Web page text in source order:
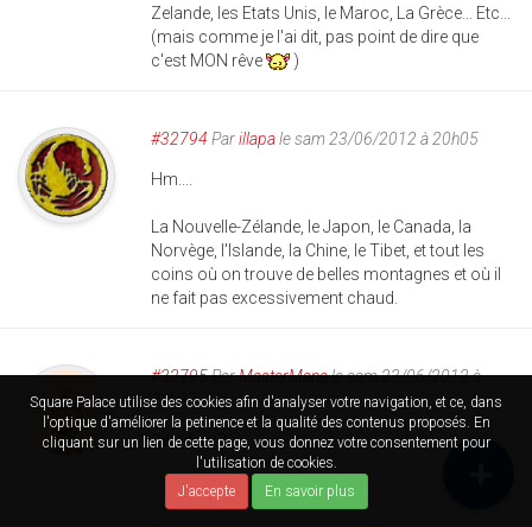
Square Palace utilise des cookies afin d'analyser votre navigation, et ce, dans
l'optique d'améliorer la petinence et la qualité des contenus proposés. En
cliquant sur un lien de cette page, vous donnez votre consentement pour
l'utilisation de cookies.
J'accepte
En savoir plus
Zelande, les Etats Unis, le Maroc, La Grèce... Etc...
(mais comme je l'ai dit, pas point de dire que
c'est MON rêve
)
#32794 Parillapale sam 23/06/2012 à 20h05
Hm....
La Nouvelle-Zélande, le Japon, le Canada, la
Norvège, l'Islande, la Chine, le Tibet, et tout les
coins où on trouve de belles montagnes et où il
ne fait pas excessivement chaud.
#32795ParMasterManale sam 23/06/2012 à
22h27
Sweden :3